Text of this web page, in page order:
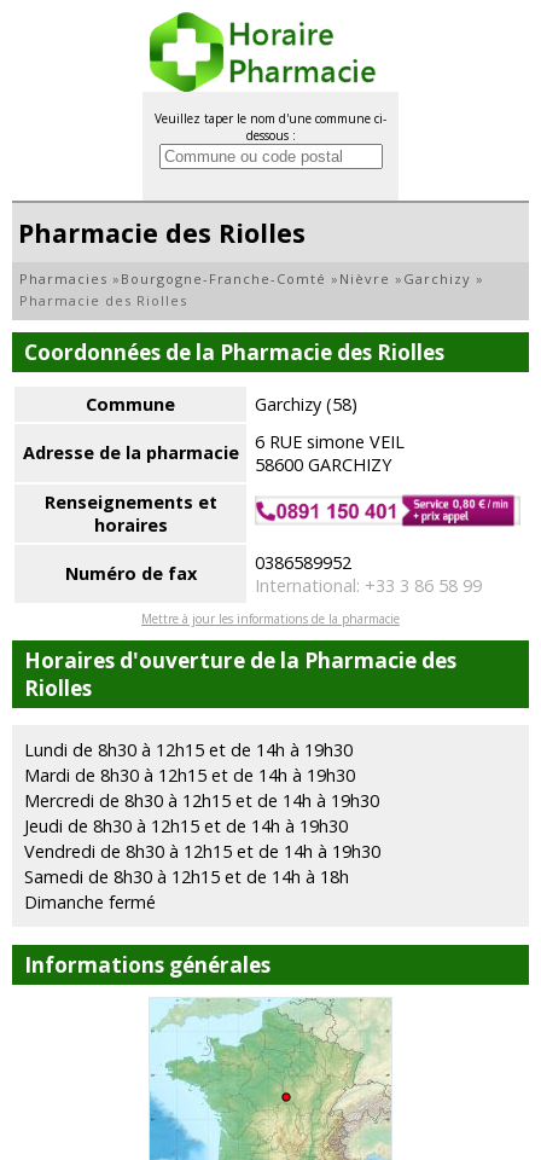
Veuillez taper le nom d'une commune ci-
dessous :
Pharmacie des Riolles
Pharmacies » Bourgogne-Franche-Comté » Nièvre » Garchizy »
Pharmacie des Riolles
Coordonnées de la Pharmacie des Riolles
Commune Garchizy (58)
Adresse de la pharmacie
6 RUE simone VEIL
58600 GARCHIZY
Renseignements et
horaires
Numéro de fax
0386589952
International: +33 3 86 58 99
Mettre à jour les informations de la pharmacie
Horaires d'ouverture de la Pharmacie des
Riolles
Lundi de 8h30 à 12h15 et de 14h à 19h30
Mardi de 8h30 à 12h15 et de 14h à 19h30
Mercredi de 8h30 à 12h15 et de 14h à 19h30
Jeudi de 8h30 à 12h15 et de 14h à 19h30
Vendredi de 8h30 à 12h15 et de 14h à 19h30
Samedi de 8h30 à 12h15 et de 14h à 18h
Dimanche fermé
Informations générales